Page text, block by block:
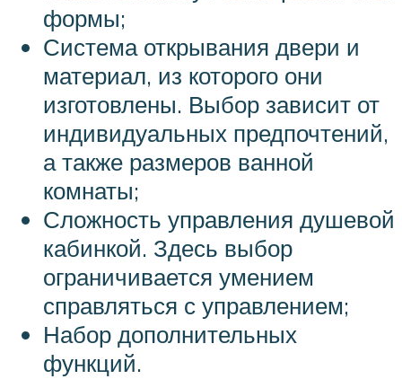
формы;
Система открывания двери и
материал, из которого они
изготовлены. Выбор зависит от
индивидуальных предпочтений,
а также размеров ванной
комнаты;
Сложность управления душевой
кабинкой. Здесь выбор
ограничивается умением
справляться с управлением;
Набор дополнительных
функций.